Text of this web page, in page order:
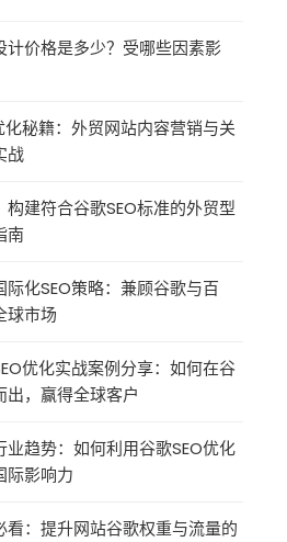
计价格是多少？受哪些因素影
化秘籍：外贸网站内容营销与关
战
构建符合谷歌SEO标准的外贸型
南
际化SEO策略：兼顾谷歌与百
球市场
优化实战案例分享：如何在谷
出，赢得全球客户
业趋势：如何利用谷歌SEO优化
际影响力
看：提升网站谷歌权重与流量的